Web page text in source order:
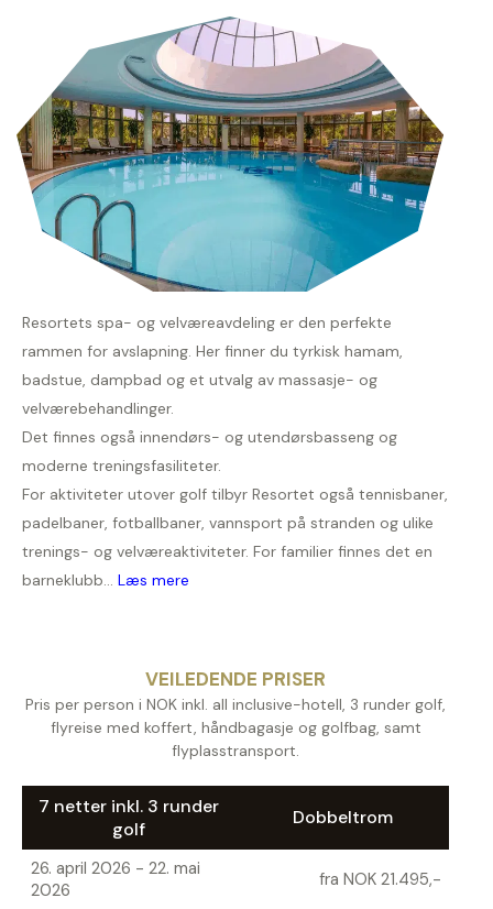
Resortets spa- og velværeavdeling er den perfekte
rammen for avslapning. Her finner du tyrkisk hamam,
badstue, dampbad og et utvalg av massasje- og
velværebehandlinger.
Det finnes også innendørs- og utendørsbasseng og
moderne treningsfasiliteter.
For aktiviteter utover golf tilbyr Resortet også tennisbaner,
padelbaner, fotballbaner, vannsport på stranden og ulike
trenings- og velværeaktiviteter. For familier finnes det en
barneklubb... Læs mere
VEILEDENDE PRISER
Pris per person i NOK inkl. all inclusive-hotell, 3 runder golf,
flyreise med koffert, håndbagasje og golfbag, samt
flyplasstransport.
7 netter inkl. 3 runder
golf
Dobbeltrom
26. april 2026 - 22. mai
2026
fra NOK 21.495,-